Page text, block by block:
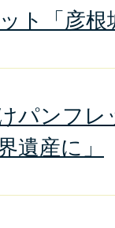
ト「彦根
パンフ
遺産に」